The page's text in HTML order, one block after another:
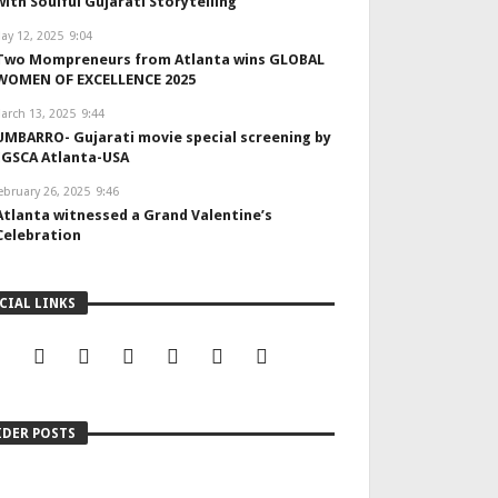
12, 2025 9:04
Mompreneurs from Atlanta wins GLOBAL
OF EXCELLENCE 2025
13, 2025 9:44
Gujarati movie special screening by
Atlanta-USA
26, 2025 9:46
witnessed a Grand Valentine’s
LINKS
POSTS